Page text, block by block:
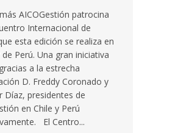
AICOGestión patrocina
Internacional de
esta edición se realiza en
de Perú. Una gran iniciativa
a la estrecha
D. Freddy Coronado y
Díaz, presidentes de
en Chile y Perú
El Centro...